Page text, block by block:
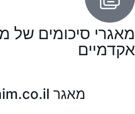
מאגרי סיכומים של
אקדמיים
מאגר Sicumim.co.il